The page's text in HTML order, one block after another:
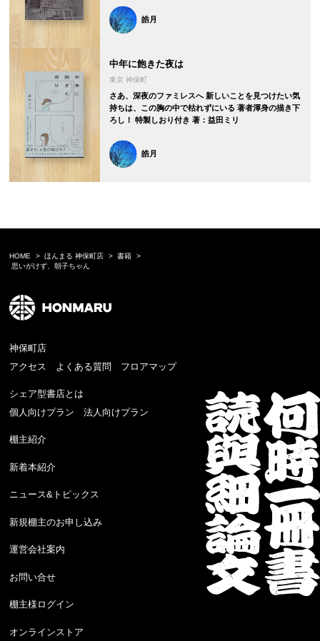
皓月
中年に飽きた夜は
東京 神保町
さあ、深夜のファミレスへ 新しいことを見つけたい気
持ちは、この胸の中で枯れずにいる 著者渾身の描き下
ろし！ 特製しおり付き 著：益田ミリ
皓月
HOME ほんまる 神保町店
書籍
思いがけず、朝子ちゃん
神保町店
アクセス
よくある質問 フロアマップ
シェア型書店とは
個人向けプラン
法人向けプラン
棚主紹介
新着本紹介
ニュース&トピックス
新規棚主のお申し込み
運営会社案内
お問い合せ
棚主様ログイン
オンラインストア